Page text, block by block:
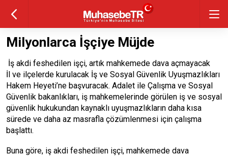
Milyonlarca İşçiye Müjde
İş akdi feshedilen işçi, artık mahkemede dava açmayacak
İl ve ilçelerde kurulacak İş ve Sosyal Güvenlik Uyuşmazlıkları
Hakem Heyeti’ne başvuracak. Adalet ile Çalışma ve Sosyal
Güvenlik bakanlıkları, iş mahkemelerinde görülen iş ve sosyal
güvenlik hukukundan kaynaklı uyuşmazlıkların daha kısa
sürede ve daha az masrafla çözümlenmesi için çalışma
başlattı.
Buna göre, iş akdi feshedilen işçi, mahkemede dava